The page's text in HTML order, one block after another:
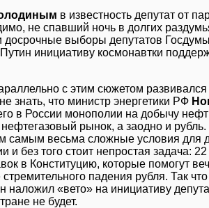
в известность депутат от
не спавший ночь в долгих
досрочные выборы депутатов
инициативу космонавтки
с этим сюжетом развивался
знать, что министр энергетики РФ
в России монополии на добычу
рынок, а заодно и
самым весьма сложные условия для
без того стоит непростая задача: 22
в Конституцию, которые помогут
падения рубля. Так
наложил «вето» на инициативу
не будет.